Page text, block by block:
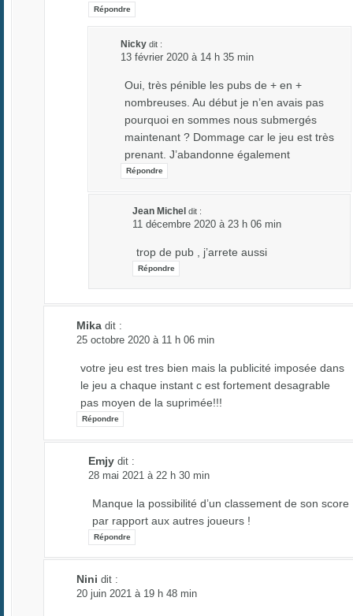
Répondre
Nicky dit :
13 février 2020 à 14 h 35 min
Oui, très pénible les pubs de + en +
nombreuses. Au début je n’en avais pas
pourquoi en sommes nous submergés
maintenant ? Dommage car le jeu est très
prenant. J’abandonne également
Répondre
Jean Michel dit :
11 décembre 2020 à 23 h 06 min
trop de pub , j’arrete aussi
Répondre
Mika dit :
25 octobre 2020 à 11 h 06 min
votre jeu est tres bien mais la publicité imposée dans
le jeu a chaque instant c est fortement desagrable
pas moyen de la suprimée!!!
Répondre
Emjy dit :
28 mai 2021 à 22 h 30 min
Manque la possibilité d’un classement de son score
par rapport aux autres joueurs !
Répondre
Nini dit :
20 juin 2021 à 19 h 48 min